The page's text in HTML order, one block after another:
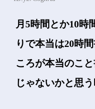
月5時間とか10時
りで本当は20時
ころが本当のこ
じゃないかと思